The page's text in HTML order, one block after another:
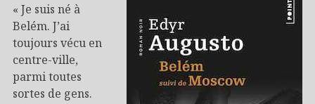
« Je suis né à
Belém. J’ai
toujours vécu en
centre-ville,
parmi toutes
sortes de gens.